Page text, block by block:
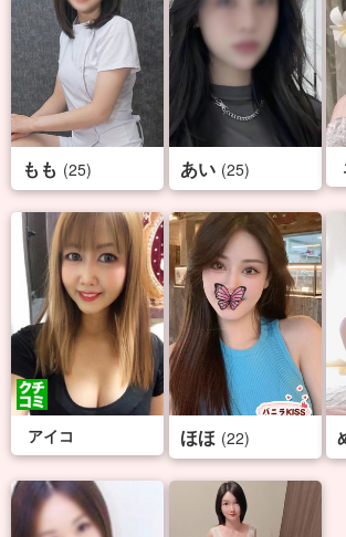
もも (25) あい (25)
アイコ ほほ (22)